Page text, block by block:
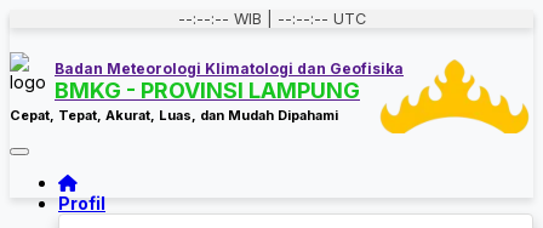
--:--:-- WIB | --:--:-- UTC
Badan Meteorologi Klimatologi dan Geofisika
BMKG - PROVINSI LAMPUNG
Cepat, Tepat, Akurat, Luas, dan Mudah Dipahami
Toggle navigation
Profil